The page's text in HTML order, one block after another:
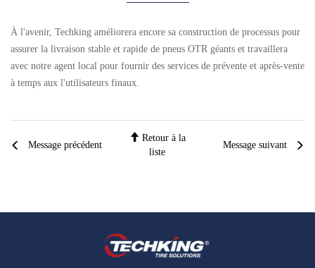
À l'avenir, Techking améliorera encore sa construction de processus pour
assurer la livraison stable et rapide de pneus OTR géants et travaillera
avec notre agent local pour fournir des services de prévente et après-vente
à temps aux l'utilisateurs finaux.
Message précédent
Retour à la
liste
Message suivant